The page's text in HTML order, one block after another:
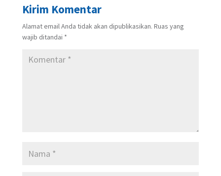
Kirim Komentar
Alamat email Anda tidak akan dipublikasikan. Ruas yang
wajib ditandai *